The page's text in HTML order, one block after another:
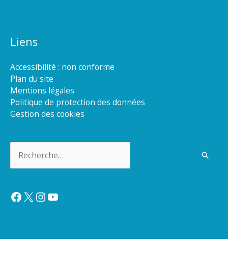
Liens
Accessibilité : non conforme
Plan du site
Mentions légales
Politique de protection des données
Gestion des cookies
Facebook
X Instagram
YouTube